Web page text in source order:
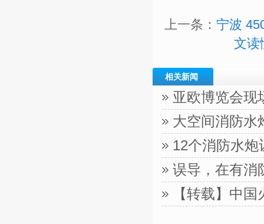
上一条： 宁波
文读
相关新闻
亚欧博览会现
大空间消防水
12个消防水
误导，在有消
【转载】中